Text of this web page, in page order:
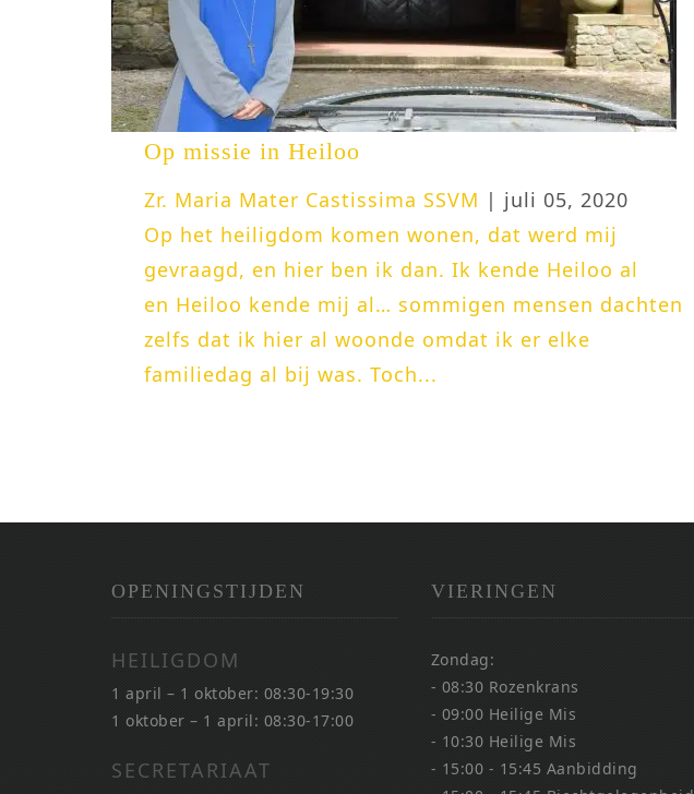
Op missie in Heiloo
Zr. Maria Mater Castissima SSVM | juli 05, 2020
Op het heiligdom komen wonen, dat werd mij
gevraagd, en hier ben ik dan. Ik kende Heiloo al
en Heiloo kende mij al… sommigen mensen dachten
zelfs dat ik hier al woonde omdat ik er elke
familiedag al bij was. Toch...
OPENINGSTIJDEN
HEILIGDOM
1 april – 1 oktober: 08:30-19:30
1 oktober – 1 april: 08:30-17:00
SECRETARIAAT
VIERINGEN
Zondag:
- 08:30 Rozenkrans
- 09:00 Heilige Mis
- 10:30 Heilige Mis
- 15:00 - 15:45 Aanbidding